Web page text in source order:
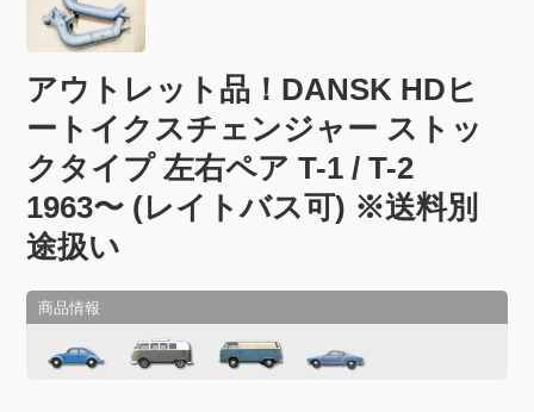
アウトレット品！DANSK HDヒ
ートイクスチェンジャー ストッ
クタイプ 左右ペア T-1 / T-2
1963〜 (レイトバス可) ※送料別
途扱い